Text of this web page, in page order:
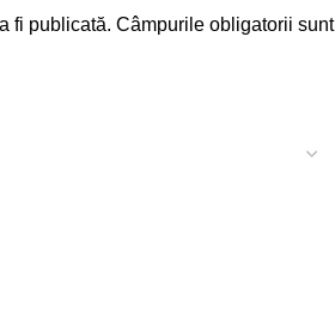
fi publicată. Câmpurile obligatorii sunt